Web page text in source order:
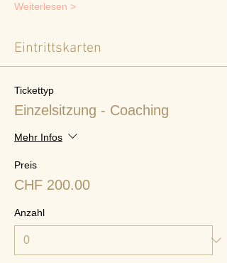
Weiterlesen >
Eintrittskarten
Tickettyp
Einzelsitzung - Coaching
Mehr Infos
Preis
CHF 200.00
Anzahl